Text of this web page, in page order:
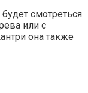
смотреться
или с
она также